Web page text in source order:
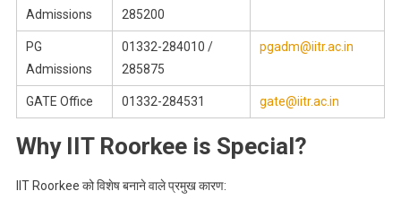
Admissions
285200
PG
Admissions
01332-284010 /
285875
pgadm@iitr.ac.in
GATE Office 01332-284531 gate@iitr.ac.in
Why IIT Roorkee is Special?
IIT Roorkee को विशेष बनाने वाले प्रमुख कारण: